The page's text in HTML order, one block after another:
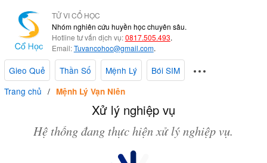
TỬ VI CỔ HỌC
Nhóm nghiên cứu huyền học chuyên sâu.
Hotline tư vấn dịch vụ:0817.505.493.
Email:Tuvancohoc@gmail.com.
Gieo Quẻ Thần Số Mệnh Lý
Bói SIM
Trang chủ
Mệnh Lý Vạn Niên
Xử lý nghiệp vụ
Hệ thống đang thực hiện xử lý nghiệp vụ.